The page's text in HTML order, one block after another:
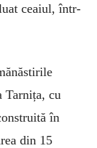
ceaiul, într-
Tarnița, cu
în
din 15